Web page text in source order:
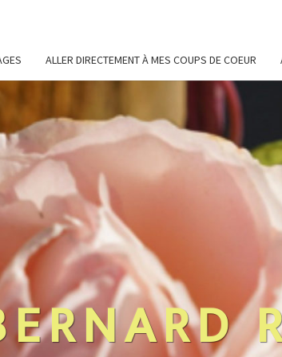
ALLER DIRECTEMENT À MES COUPS DE COEUR